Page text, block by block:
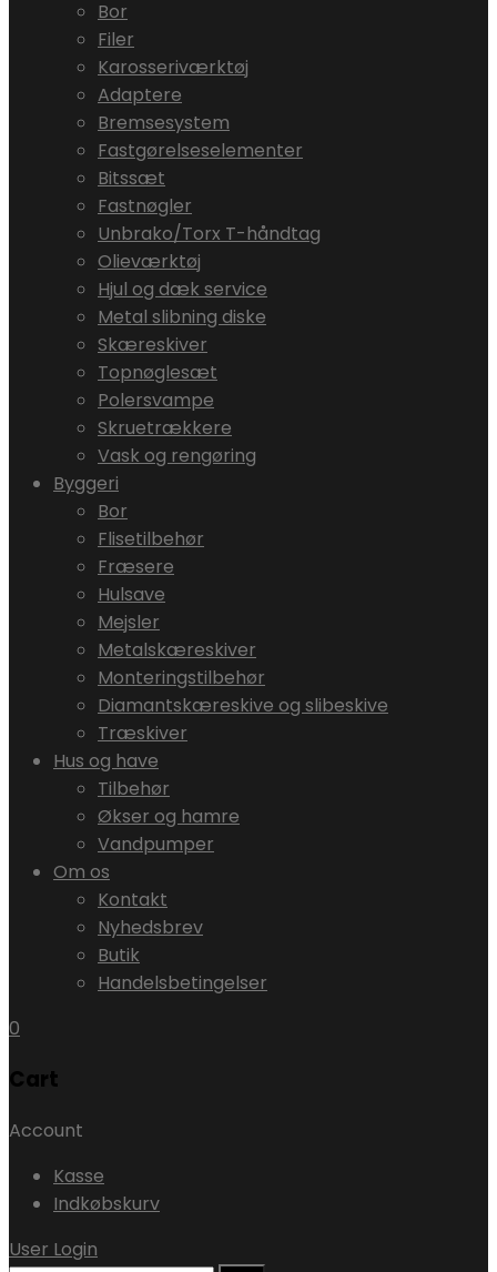
Bor
Filer
Karosseriværktøj
Adaptere
Bremsesystem
Fastgørelseselementer
Bitssæt
Fastnøgler
Unbrako/Torx T-håndtag
Olieværktøj
Hjul og dæk service
Metal slibning diske
Skæreskiver
Topnøglesæt
Polersvampe
Skruetrækkere
Vask og rengøring
Byggeri
Bor
Flisetilbehør
Fræsere
Hulsave
Mejsler
Metalskæreskiver
Monteringstilbehør
Diamantskæreskive og slibeskive
Træskiver
Hus og have
Tilbehør
Økser og hamre
Vandpumper
Om os
Kontakt
Nyhedsbrev
Butik
Handelsbetingelser
0
Cart
Account
Kasse
Indkøbskurv
User Login